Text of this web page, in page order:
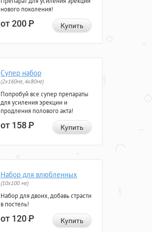
нового поколения!
от 200Р Купить
Супер набор
(2х160мг, 4х80мг)
Попробуй все супер препараты
для усиления эрекции и
продления полового акта!
от 158Р Купить
Набор для влюбленных
(10х100 мг)
Набор для двоих, добавь страсти
в постель!
от 120Р Купить